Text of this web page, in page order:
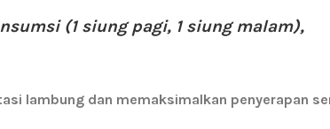
(1 siung pagi, 1 siung malam),
lambung dan memaksimalkan penyerapan